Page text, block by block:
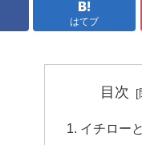
はてブ
目次
イチロー